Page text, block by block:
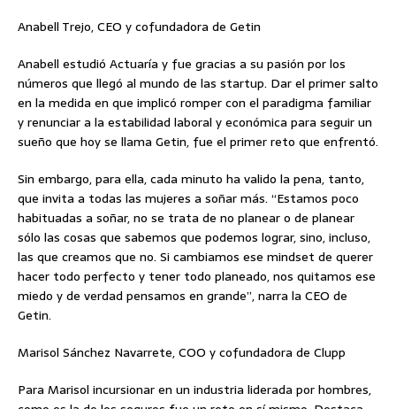
Anabell Trejo, CEO y cofundadora de Getin
Anabell estudió Actuaría y fue gracias a su pasión por los
números que llegó al mundo de las startup. Dar el primer salto
en la medida en que implicó romper con el paradigma familiar
y renunciar a la estabilidad laboral y económica para seguir un
sueño que hoy se llama Getin, fue el primer reto que enfrentó.
Sin embargo, para ella, cada minuto ha valido la pena, tanto,
que invita a todas las mujeres a soñar más. “Estamos poco
habituadas a soñar, no se trata de no planear o de planear
sólo las cosas que sabemos que podemos lograr, sino, incluso,
las que creamos que no. Si cambiamos ese mindset de querer
hacer todo perfecto y tener todo planeado, nos quitamos ese
miedo y de verdad pensamos en grande”, narra la CEO de
Getin.
Marisol Sánchez Navarrete, COO y cofundadora de Clupp
Para Marisol incursionar en un industria liderada por hombres,